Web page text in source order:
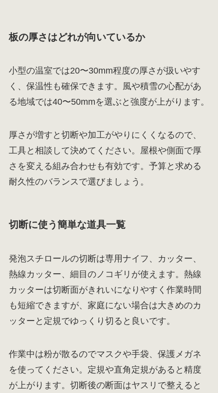
板の厚さはどれが向いているか
小型の温室では20〜30mm程度の厚さが扱いやす
く、保温性も確保できます。風や積雪の心配があ
る地域では40〜50mmを選ぶと強度が上がります。
厚さが増すと切断や加工がやりにくくなるので、
工具と相談して決めてください。屋根や側面で厚
さを変える組み合わせも有効です。予算と求める
耐久性のバランスで選びましょう。
切断に使う簡単な道具一覧
発泡スチロールの切断は専用ナイフ、カッター、
熱線カッター、細目のノコギリが使えます。熱線
カッターは切断面がきれいになりやすく作業時間
も短縮できますが、家庭にない場合は大きめのカ
ッターと定規でゆっくり切ると良いです。
作業中は粉が散るのでマスクや手袋、保護メガネ
を使ってください。定規や直角定規があると精度
が上がります。切断後の断面はヤスリで整えると